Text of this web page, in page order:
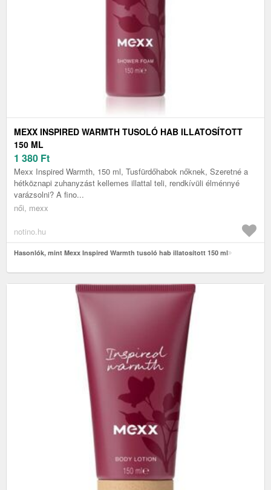
MEXX INSPIRED WARMTH TUSOLÓ HAB ILLATOSÍTOTT
150 ML
1 380 Ft
Mexx Inspired Warmth, 150 ml, Tusfürdőhabok nőknek, Szeretné a
hétköznapi zuhanyzást kellemes illattal teli, rendkívüli élménnyé
varázsolni? A fino...
női, mexx
notino.hu
Hasonlók, mint Mexx Inspired Warmth tusoló hab illatosított 150 ml